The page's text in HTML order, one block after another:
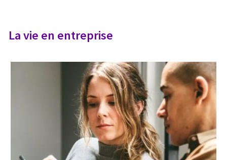
La vie en entreprise